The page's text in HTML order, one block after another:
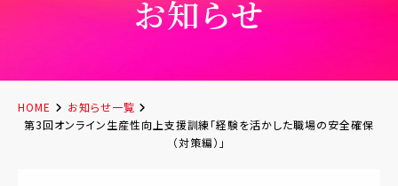
お知らせ
HOME
お知らせ一覧
第3回オンライン生産性向上支援訓練「経験を活かした職場の安全確保
（対策編）」